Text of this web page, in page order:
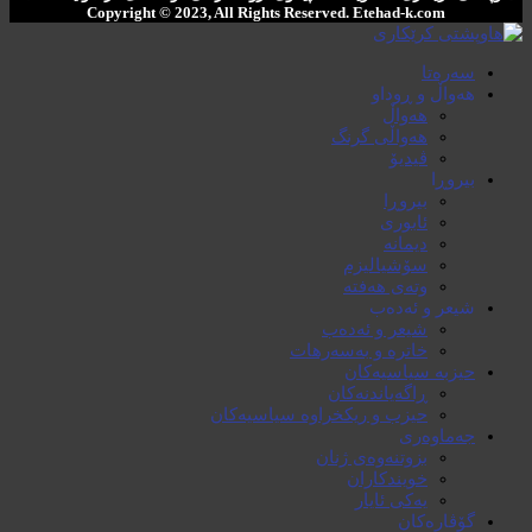
Copyright © 2023, All Rights Reserved. ‌Etehad-k.com
سەرەتا
هەواڵ و ڕوداو
هەواڵ
هەواڵی گرنگ
ڤیدیۆ
بیروڕا
بیروڕا
ئابوری
دیمانە
سۆشیالیزم
وتەی هەفتە
شیعر و ئەدەب
شیعر و ئەدەب
خاترە و بەسەرهات
حیزبە سیاسیەکان
ڕاگەیاندنەکان
حیزب و ریکخراوە سیاسیەکان
جەماوەری
بزوتنەوەی ژنان
خویند‌کاران
یەکی ئایار
گۆڤارەکان